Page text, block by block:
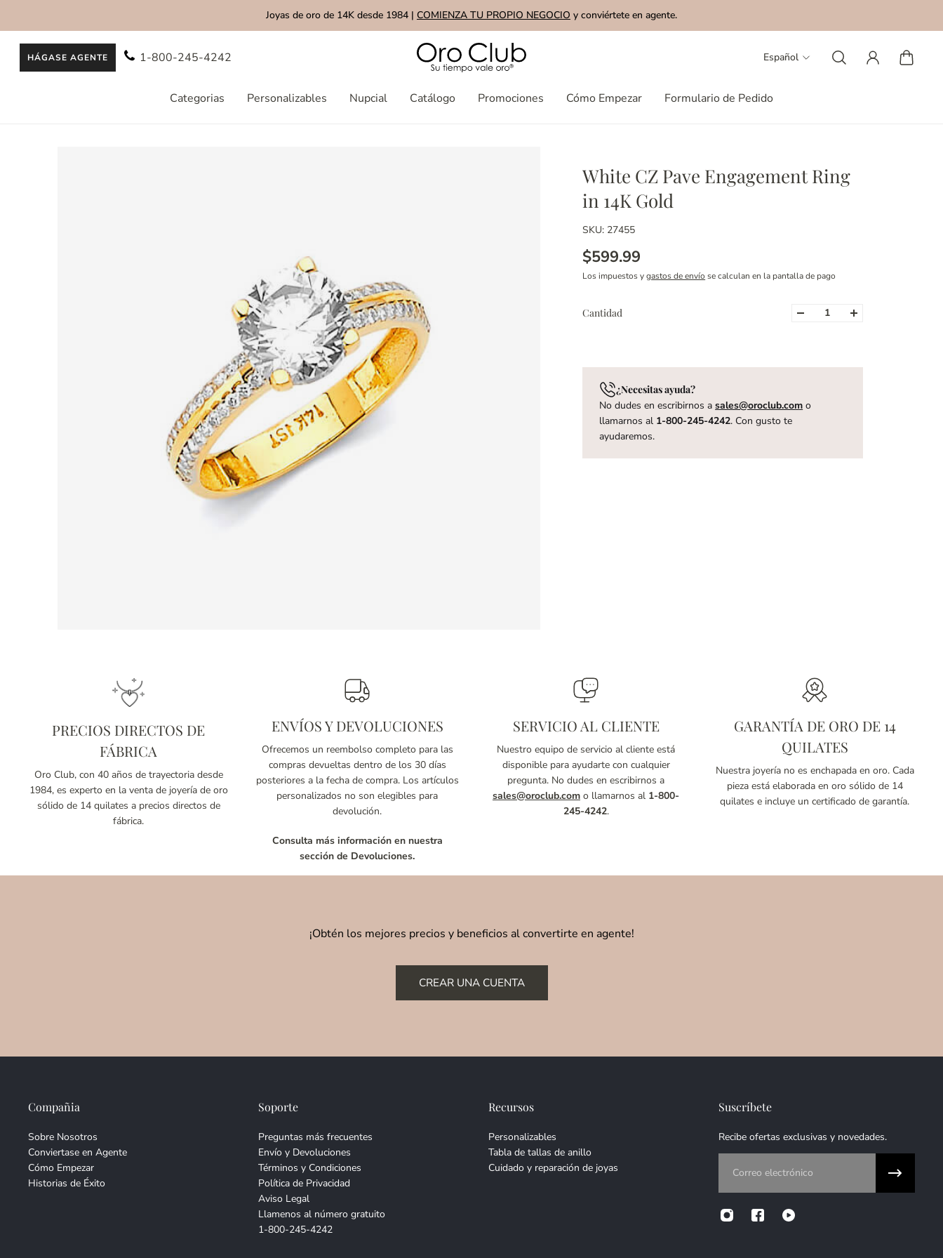
Joyas de oro de 14K desde 1984 | COMIENZA TU PROPIO NEGOCIO y conviértete en agente.
Categorias Personalizables Nupcial Catálogo Promociones Cómo Empezar Formulario de Pedido
Español
HÁGASE AGENTE 1-800-245-4242
White CZ Pave Engagement Ring
in 14K Gold
SKU: 27455
$599.99
Los impuestos ygastos de envío se calculan en la pantalla de pago
Cantidad
¿Necesitas ayuda?
No dudes en escribirnos asales@oroclub.com o
llamarnos al 1-800-245-4242. Con gusto te
ayudaremos.
PRECIOS DIRECTOS DE
FÁBRICA
Oro Club, con 40 años de trayectoria desde
1984, es experto en la venta de joyería de oro
sólido de 14 quilates a precios directos de
fábrica.
ENVÍOS Y DEVOLUCIONES
Ofrecemos un reembolso completo para las
compras devueltas dentro de los 30 días
posteriores a la fecha de compra. Los artículos
personalizados no son elegibles para
devolución.
Consulta más información en nuestra
sección de Devoluciones.
SERVICIO AL CLIENTE
Nuestro equipo de servicio al cliente está
disponible para ayudarte con cualquier
pregunta. No dudes en escribirnos a
sales@oroclub.com o llamarnos al 1-800-
245-4242.
GARANTÍA DE ORO DE 14
QUILATES
Nuestra joyería no es enchapada en oro. Cada
pieza está elaborada en oro sólido de 14
quilates e incluye un certificado de garantía.
¡Obtén los mejores precios y beneficios al convertirte en agente!
CREAR UNA CUENTA
Compañia
Sobre Nosotros
Conviertase en Agente
Cómo Empezar
Historias de Éxito
Soporte
Preguntas más frecuentes
Envío y Devoluciones
Términos y Condiciones
Política de Privacidad
Aviso Legal
Llamenos al número gratuito
1-800-245-4242
Recursos
Personalizables
Tabla de tallas de anillo
Cuidado y reparación de joyas
Suscríbete
Recibe ofertas exclusivas y novedades.